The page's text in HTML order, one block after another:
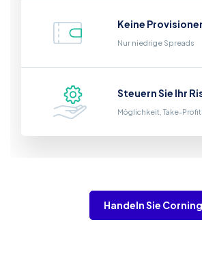
Keine
Nur niedrige Spreads
Steuern Sie Ihr
Möglichkeit, Take-
Handeln Sie Corning